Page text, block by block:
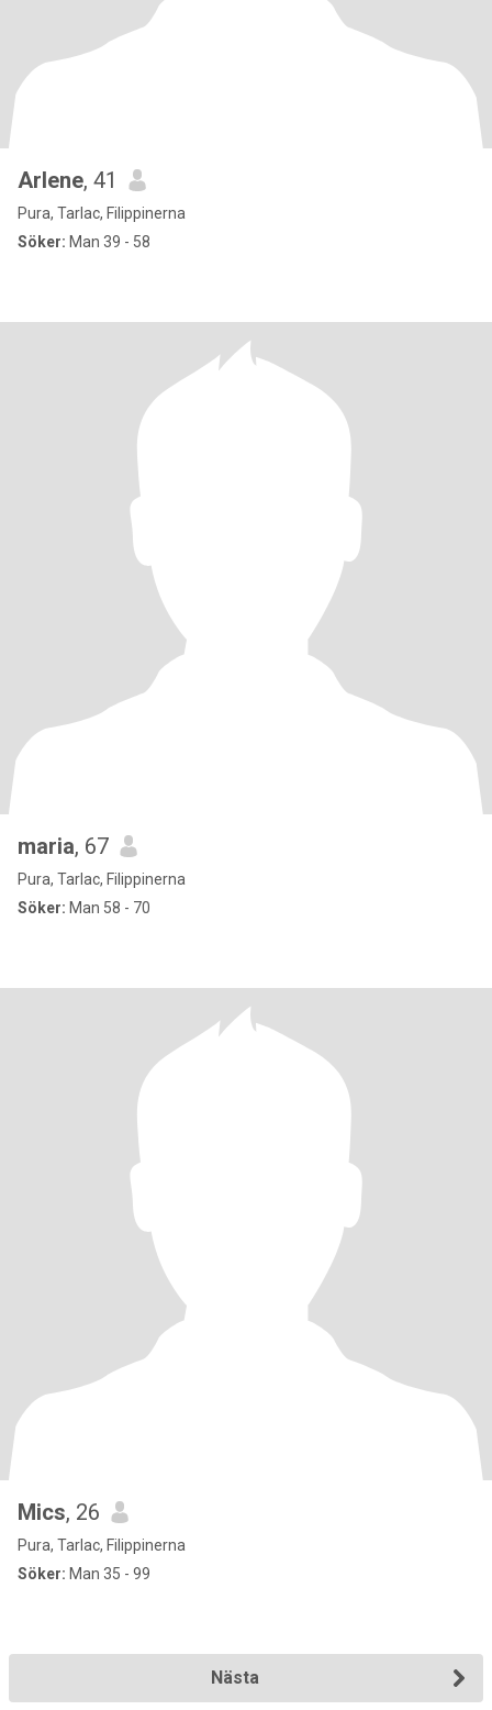
Arlene, 41
Pura, Tarlac, Filippinerna
Söker: Man 39 - 58
maria, 67
Pura, Tarlac, Filippinerna
Söker: Man 58 - 70
Mics, 26
Pura, Tarlac, Filippinerna
Söker: Man 35 - 99
Nästa